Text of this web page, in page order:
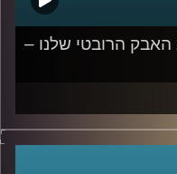
הרובטי שלנו –
אגיד לכם שעם הזמן
אבל אולי כן יפתיע